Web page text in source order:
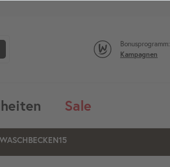
Bonusprogramm:
Kampagnen
Sale
WASCHBECKEN15